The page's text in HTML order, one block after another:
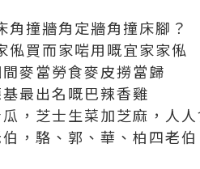
撞牆角定牆角撞床腳？
俬買而家啱用嘅宜家家俬
麥當勞食麥皮撈當歸
最出名嘅巴辣香雞
，芝士生菜加芝麻，人
，駱、郭、華、柏四老